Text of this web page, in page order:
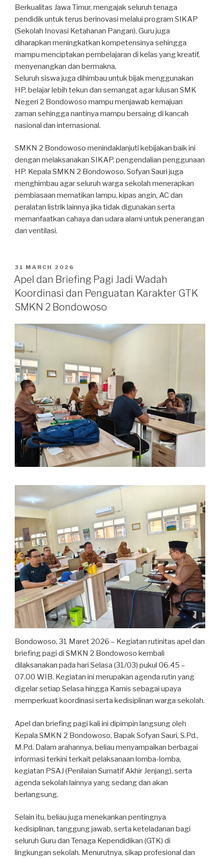
Berkualitas Jawa Timur, mengajak seluruh tenaga
pendidik untuk terus berinovasi melalui program SIKAP
(Sekolah Inovasi Ketahanan Pangan). Guru juga
diharapkan meningkatkan kompetensinya sehingga
mampu menciptakan pembelajaran di kelas yang kreatif,
menyenangkan dan bermakna.
Seluruh siswa juga dihimbau untuk bijak menggunakan
HP, belajar lebih tekun dan semangat agar lulusan SMK
Negeri 2 Bondowoso mampu menjawab kemajuan
zaman sehingga nantinya mampu bersaing di kancah
nasional dan internasional.
SMKN 2 Bondowoso menindaklanjuti kebijakan baik ini
dengan melaksanakan SIKAP, pengendalian penggunaan
HP. Kepala SMKN 2 Bondowoso, Sofyan Sauri juga
menghimbau agar seluruh warga sekolah menerapkan
pembiasaan mematikan lampu, kipas angin, AC dan
peralatan listrik lainnya jika tidak digunakan serta
memanfaatkan cahaya dan udara alami untuk penerangan
dan ventilasi.
31 MARCH 2026
Apel dan Briefing Pagi Jadi Wadah
Koordinasi dan Penguatan Karakter GTK
SMKN 2 Bondowoso
Bondowoso, 31 Maret 2026 – Kegiatan rutinitas apel dan
briefing pagi di SMKN 2 Bondowoso kembali
dilaksanakan pada hari Selasa (31/03) pukul 06.45 –
07.00 WIB. Kegiatan ini merupakan agenda rutin yang
digelar setiap Selasa hingga Kamis sebagai upaya
memperkuat koordinasi serta kedisiplinan warga sekolah.
Apel dan briefing pagi kali ini dipimpin langsung oleh
Kepala SMKN 2 Bondowoso, Bapak Sofyan Sauri, S.Pd.,
M.Pd. Dalam arahannya, beliau menyampaikan berbagai
informasi terkini terkait pelaksanaan lomba-lomba,
kegiatan PSAJ (Penilaian Sumatif Akhir Jenjang), serta
agenda sekolah lainnya yang sedang dan akan
berlangsung.
Selain itu, beliau juga menekankan pentingnya
kedisiplinan, tanggung jawab, serta keteladanan bagi
seluruh Guru dan Tenaga Kependidikan (GTK) di
lingkungan sekolah. Menurutnya, sikap profesional dan